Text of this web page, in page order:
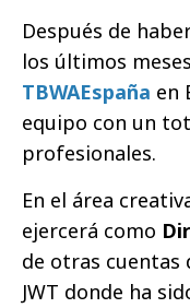
Después de
los últimos
TBWAEspaña en
equipo con un
profesionales.
En el área
ejercerá como
de otras cuentas
JWT donde ha